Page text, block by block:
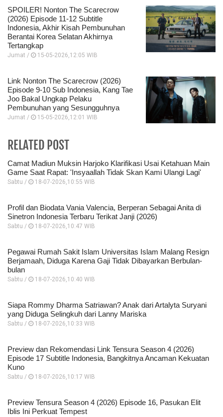
SPOILER! Nonton The Scarecrow
(2026) Episode 11-12 Subtitle
Indonesia, Akhir Kisah Pembunuhan
Berantai Korea Selatan Akhirnya
Tertangkap
Jumat / 15-05-2026,12:05 WIB
Link Nonton The Scarecrow (2026)
Episode 9-10 Sub Indonesia, Kang Tae
Joo Bakal Ungkap Pelaku
Pembunuhan yang Sesungguhnya
Jumat / 15-05-2026,12:01 WIB
RELATED POST
Camat Madiun Muksin Harjoko Klarifikasi Usai Ketahuan Main
Game Saat Rapat: 'Insyaallah Tidak Skan Kami Ulangi Lagi'
Sabtu / 18-07-2026,10:55 WIB
Profil dan Biodata Vania Valencia, Berperan Sebagai Anita di
Sinetron Indonesia Terbaru Terikat Janji (2026)
Sabtu / 18-07-2026,10:47 WIB
Pegawai Rumah Sakit Islam Universitas Islam Malang Resign
Berjamaah, Diduga Karena Gaji Tidak Dibayarkan Berbulan-
bulan
Sabtu / 18-07-2026,10:40 WIB
Siapa Rommy Dharma Satriawan? Anak dari Artalyta Suryani
yang Diduga Selingkuh dari Lanny Mariska
Sabtu / 18-07-2026,10:33 WIB
Preview dan Rekomendasi Link Tensura Season 4 (2026)
Episode 17 Subtitle Indonesia, Bangkitnya Ancaman Kekuatan
Kuno
Sabtu / 18-07-2026,10:17 WIB
Preview Tensura Season 4 (2026) Episode 16, Pasukan Elit
Iblis Ini Perkuat Tempest